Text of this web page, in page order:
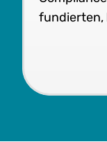
fundierten,